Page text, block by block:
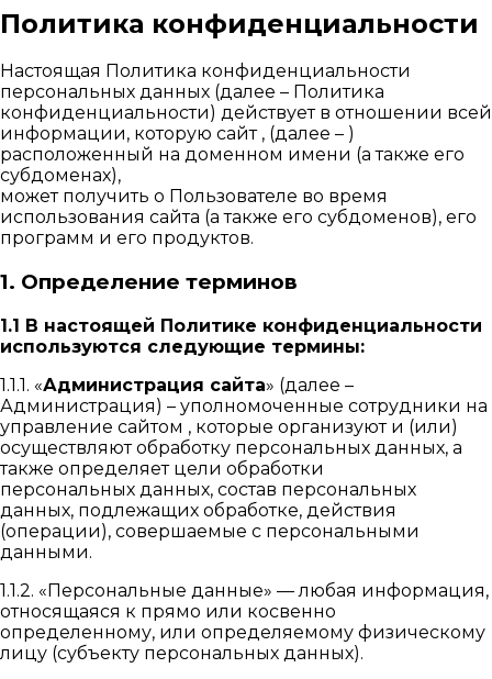
Политика конфиденциальности
Настоящая Политика конфиденциальности
персональных данных (далее – Политика
конфиденциальности) действует в отношении всей
информации, которую сайт , (далее – )
расположенный на доменном имени (а также его
субдоменах),
может получить о Пользователе во время
использования сайта (а также его субдоменов), его
программ и его продуктов.
1. Определение терминов
1.1 В настоящей Политике конфиденциальности
используются следующие термины:
1.1.1. «Администрация сайта» (далее –
Администрация) – уполномоченные сотрудники на
управление сайтом , которые организуют и (или)
осуществляют обработку персональных данных, а
также определяет цели обработки
персональных данных, состав персональных
данных, подлежащих обработке, действия
(операции), совершаемые с персональными
данными.
1.1.2. «Персональные данные» — любая информация,
относящаяся к прямо или косвенно
определенному, или определяемому физическому
лицу (субъекту персональных данных).